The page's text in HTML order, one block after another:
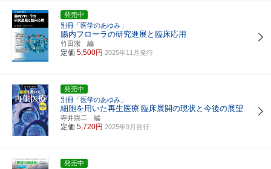
発売中
別冊「医学のあゆみ」
腸内フローラの研究進展と臨床応用
竹田潔 編
定価 5,500円 2025年11月発行
発売中
別冊「医学のあゆみ」
細胞を用いた再生医療 臨床展開の現状と今後の展望
寺井崇二 編
定価 5,720円 2025年9月発行
発売中